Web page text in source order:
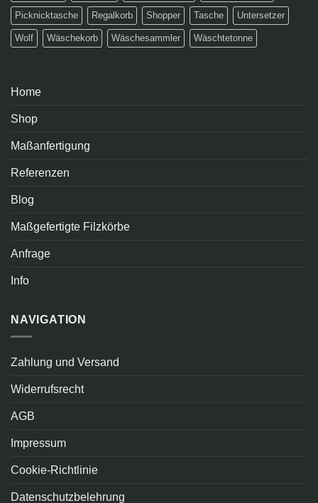
Picknicktasche Regalkorb Shopper Tasche Untersetzer
Wolf Wäschekorb Wäschesammler Wäschtetonne
Home
Shop
Maßanfertigung
Referenzen
Blog
Maßgefertigte Filzkörbe
Anfrage
Info
NAVIGATION
Zahlung und Versand
Widerrufsrecht
AGB
Impressum
Cookie-Richtlinie
Datenschutzbelehrung